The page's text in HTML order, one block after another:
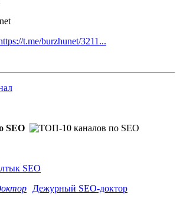
t.me/burzhunet/3211...
SEO
SEO
Дежурный SEO-доктор